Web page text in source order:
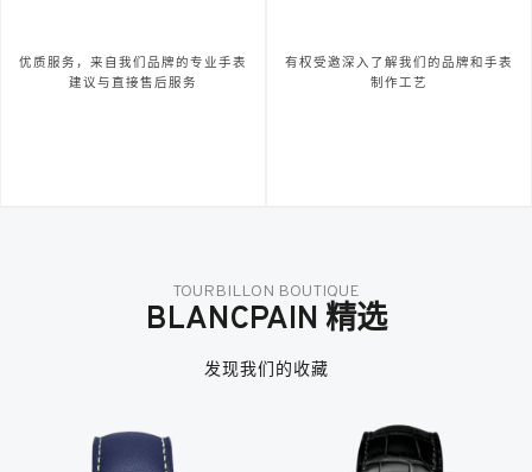
优质服务，来自我们品牌的专业手表
建议与直接售后服务
有权受邀深入了解我们的品牌和手表
制作工艺
TOURBILLON BOUTIQUE
BLANCPAIN 精选
发现我们的收藏